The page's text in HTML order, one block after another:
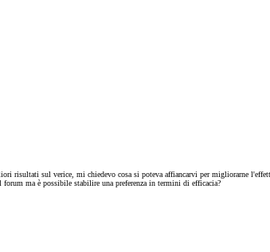
sul verice, mi chiedevo cosa si poteva affiancarvi per migliorarne
ma è possibile stabilire una preferenza in termini di efficacia?